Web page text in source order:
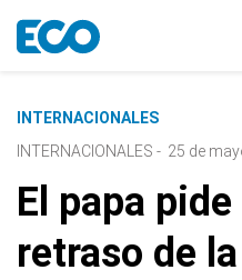
INTERNACIONALES
INTERNACIONALES - 25 de
El papa
retraso de